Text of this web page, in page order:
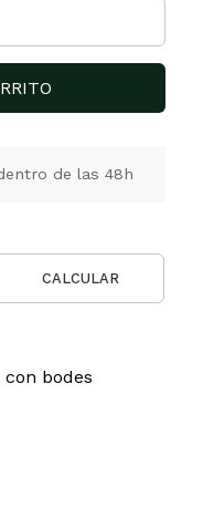
de las 48h
CALCULAR
bodes